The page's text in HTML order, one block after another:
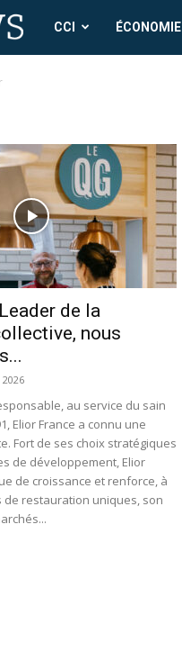
CCICCI ÉCONOMIE
de la
nous
au service du sain
Elior France a connu une
Fort de ses choix stratégiques
de développement, Elior
de croissance et renforce, à
restauration uniques, son